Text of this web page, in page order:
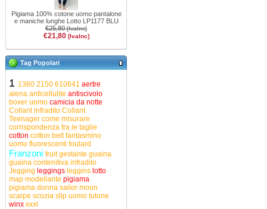
Pigiama 100% cotone uomo pantalone
e maniche lunghe Lotto LP1177 BLU
€25,80[IvaInc]
€21,80 [IvaInc]
Tag Popolari
1 1360 2150 610641 aertre
alena anticellulite antiscivolo
boxer uomo camicia da notte
Collant infradito Collant
Teenager come misurare
corrispondenza tra le taglie
cotton cotton beltfantasmino
uomo fluorescenti foulard
Franzoni fruitgestante guaina
guaina contenitiva infradito
Jegging leggings leggins lotto
map modellante pigiama
pigiama donna sailor moon
scarpe scozia slip uomo tutone
winx xxxl